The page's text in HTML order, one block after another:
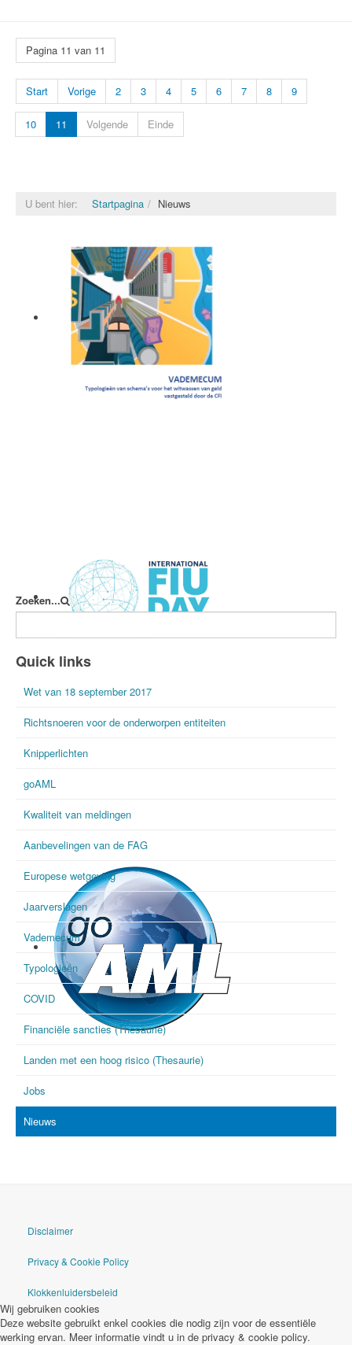
Pagina 11 van 11
Start Vorige 2 3 4 5 6 7 8 9
10 11 Volgende Einde
U bent hier: Startpagina Nieuws
International FIU Day
Zoeken...
Quick links
Wet van 18 september 2017
Richtsnoeren voor de onderworpen entiteiten
Knipperlichten
goAML
Kwaliteit van meldingen
Aanbevelingen van de FAG
Europese wetgeving
Jaarverslagen
Vademecum
Typologieën
COVID
Financiële sancties (Thesaurie)
Landen met een hoog risico (Thesaurie)
Jobs
Nieuws
Disclaimer
Privacy & Cookie Policy
Klokkenluidersbeleid
Wij gebruiken cookies
Deze website gebruikt enkel cookies die nodig zijn voor de essentiële
werking ervan. Meer informatie vindt u in de privacy & cookie policy.